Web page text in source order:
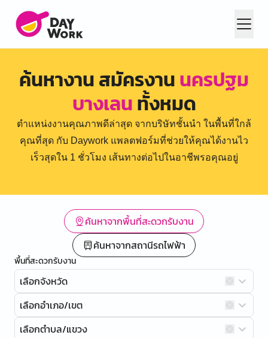
ค้นหางาน สมัครงานนครปฐม
บางเลนทั้งหมด
ตำแหน่งงานคุณภาพดีล่าสุด จากบริษัทชั้นนำ ในพื้นที่ใกล้
คุณที่สุด กับ Daywork แพลตฟอร์มที่ช่วยให้คุณได้งานไว
เร็วสุดใน 1 ชั่วโมง เส้นทางต่อไปในอาชีพรอคุณอยู่
ค้นหาจากพื้นที่สะดวกรับงาน
ค้นหาจากสถานีรถไฟฟ้า
พื้นที่สะดวกรับงาน
เลือกจังหวัด
เลือกอำเภอ/เขต
เลือกตำบล/แขวง